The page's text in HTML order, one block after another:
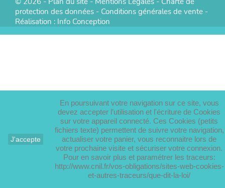
J'accepte
En poursuivant votre navigation sur ce site, vous
devez accepter l’utilisation et l'écriture de Cookies
sur votre appareil connecté. Ces Cookies (petits
fichiers texte) permettent de suivre votre navigation,
actualiser votre panier, vous reconnaitre lors de
votre prochaine visite et sécuriser votre connexion.
Pour en savoir plus et paramétrer les traceurs:
http://www.cnil.fr/vos-obligations/sites-web-cookies-
et-autres-traceurs/que-dit-la-loi/
protection des données - Conditions générales de vente -
Réalisation : Info Conception